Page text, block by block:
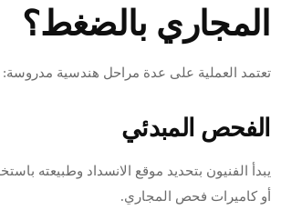
المجاري بالضغط؟
تعتمد العملية على عدة مراحل هندسية مدروسة:
الفحص المبدئي
يبدأ الفنيون بتحديد موقع الانسداد وطبيعته
أو كاميرات فحص المجاري.